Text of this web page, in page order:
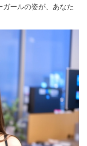
ールの姿が、あなた